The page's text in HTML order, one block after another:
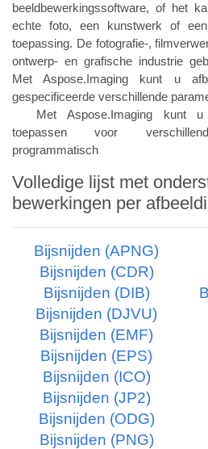
beeldbewerkingssoftware, of het
echte foto, een kunstwerk of
toepassing. De fotografie-,
ontwerp- en grafische industrie
Met Aspose.Imaging kunt u
gespecificeerde verschillende
Met Aspose.Imaging kunt u
toepassen voor
programmatisch
Volledige lijst met
bewerkingen per
Bijsnijden (APNG)
Bijsnijden (CDR)
Bijsnijden (DIB)
Bijsnijden (DJVU)
Bijsnijden (EMF)
Bijsnijden (EPS)
Bijsnijden (ICO)
Bijsnijden (JP2)
Bijsnijden (ODG)
Bijsnijden (PNG)